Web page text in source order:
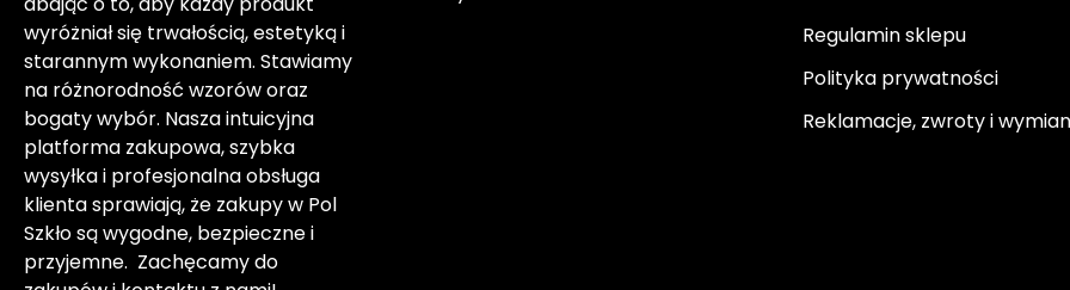
wyróżniał się trwałością, estetyką i
starannym wykonaniem. Stawiamy
na różnorodność wzorów oraz
bogaty wybór. Nasza intuicyjna
platforma zakupowa, szybka
wysyłka i profesjonalna obsługa
klienta sprawiają, że zakupy w Pol
Szkło są wygodne, bezpieczne i
przyjemne. Zachęcamy do
Regulamin sklepu
Polityka prywatności
Reklamacje, zwroty i